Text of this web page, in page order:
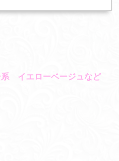
イエローベージュなど